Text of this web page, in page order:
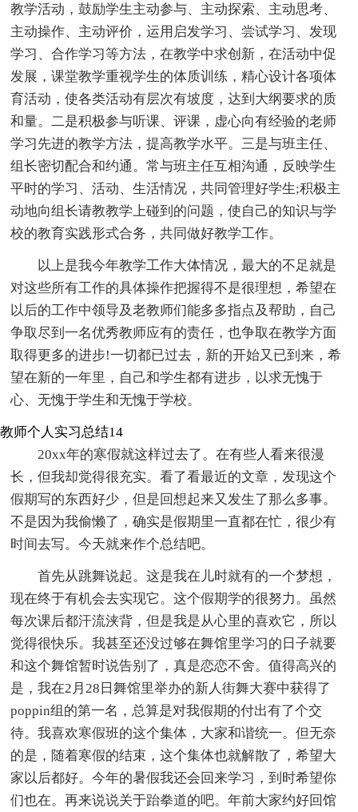
教学活动，鼓励学生主动参与、主动探索、主动思考、
主动操作、主动评价，运用启发学习、尝试学习、发现
学习、合作学习等方法，在教学中求创新，在活动中促
发展，课堂教学重视学生的体质训练，精心设计各项体
育活动，使各类活动有层次有坡度，达到大纲要求的质
和量。二是积极参与听课、评课，虚心向有经验的老师
学习先进的教学方法，提高教学水平。三是与班主任、
组长密切配合和约通。常与班主任互相沟通，反映学生
平时的学习、活动、生活情况，共同管理好学生;积极主
动地向组长请教教学上碰到的问题，使自己的知识与学
校的教育实践形式合务，共同做好教学工作。
以上是我今年教学工作大体情况，最大的不足就是
对这些所有工作的具体操作把握得不是很理想，希望在
以后的工作中领导及老教师们能多多指点及帮助，自己
争取尽到一名优秀教师应有的责任，也争取在教学方面
取得更多的进步!一切都已过去，新的开始又已到来，希
望在新的一年里，自己和学生都有进步，以求无愧于
心、无愧于学生和无愧于学校。
教师个人实习总结14
20xx年的寒假就这样过去了。在有些人看来很漫
长，但我却觉得很充实。看了看最近的文章，发现这个
假期写的东西好少，但是回想起来又发生了那么多事。
不是因为我偷懒了，确实是假期里一直都在忙，很少有
时间去写。今天就来作个总结吧。
首先从跳舞说起。这是我在儿时就有的一个梦想，
现在终于有机会去实现它。这个假期学的很努力。虽然
每次课后都汗流浃背，但是我是从心里的喜欢它，所以
觉得很快乐。我甚至还没过够在舞馆里学习的日子就要
和这个舞馆暂时说告别了，真是恋恋不舍。值得高兴的
是，我在2月28日舞馆里举办的新人街舞大赛中获得了
poppin组的第一名，总算是对我假期的付出有了个交
待。我喜欢寒假班的这个集体，大家和谐统一。但无奈
的是，随着寒假的结束，这个集体也就解散了，希望大
家以后都好。今年的暑假我还会回来学习，到时希望你
们也在。再来说说关于跆拳道的吧。年前大家约好回馆